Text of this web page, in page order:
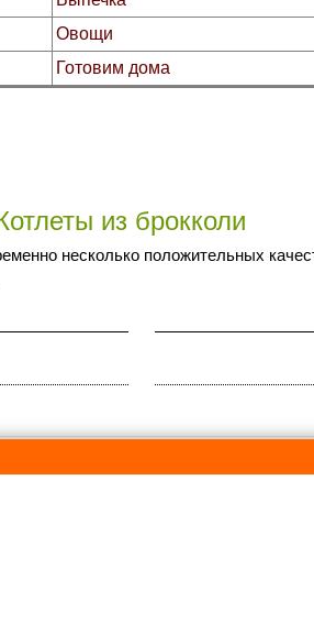
Овощи
Готовим дома
из брокколи
несколько положительных